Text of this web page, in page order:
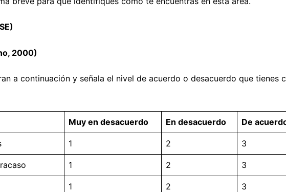
2000)
a continuación y señala el nivel de acuerdo o desacuerdo que tienes
Muy en desacuerdo En desacuerdo De
1 2 3
1 2 3
1 2 3